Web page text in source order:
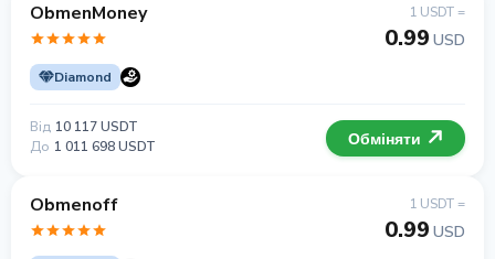
ObmenMoney
Diamond
1 USDT =
0.99 USD
Від 10 117 USDT
До 1 011 698 USDT Обміняти
Obmenoff 1 USDT =
0.99 USD